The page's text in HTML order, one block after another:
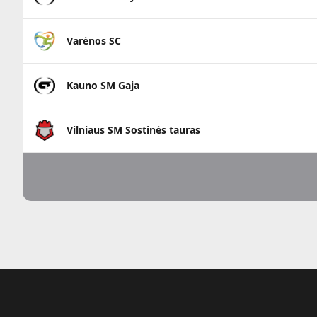
Varėnos SC
Kauno SM Gaja
Vilniaus SM Sostinės tauras